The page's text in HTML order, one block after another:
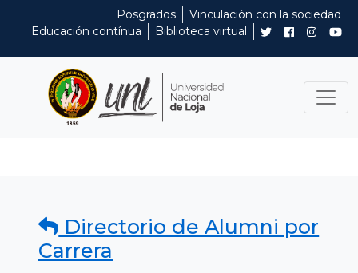
Posgrados
Vinculación con la sociedad
Educación contínua
Biblioteca virtual
Directorio de Alumni por
Carrera